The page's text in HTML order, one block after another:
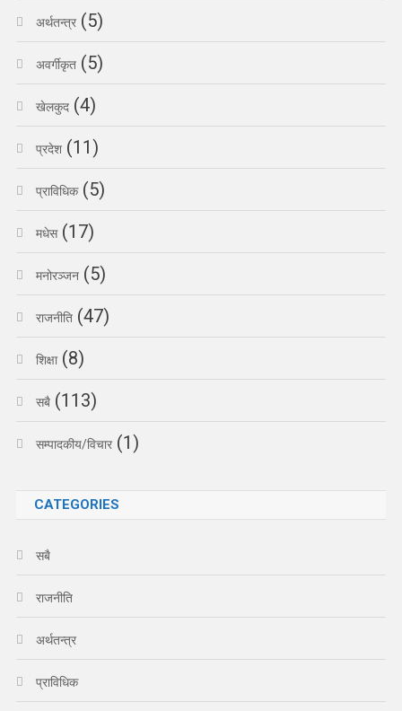
अर्थतन्त्र(5)
अवर्गीकृत(5)
खेलकुद(4)
प्रदेश(11)
प्राविधिक(5)
मधेस(17)
मनोरञ्जन(5)
राजनीति(47)
शिक्षा(8)
सबै(113)
सम्पादकीय/विचार(1)
CATEGORIES
सबै
राजनीति
अर्थतन्त्र
प्राविधिक